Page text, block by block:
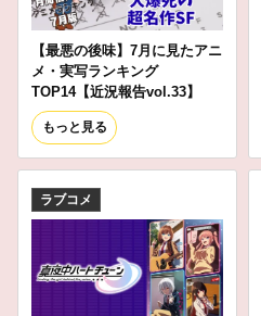
【最悪の後味】7月に見たアニ
メ・実写ランキング
TOP14【近況報告vol.33】
もっと見る
ラブコメ